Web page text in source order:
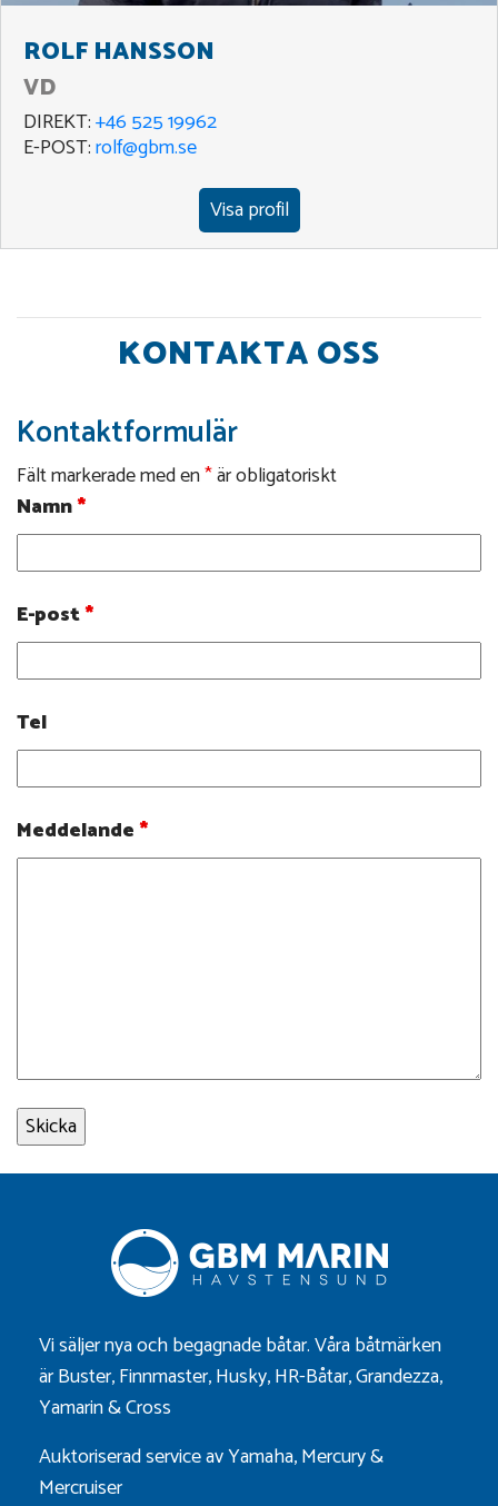
ROLF HANSSON
VD
DIREKT:+46 525 19962
E-POST:rolf@gbm.se
Visa profil
KONTAKTA OSS
Kontaktformulär
Fält markerade med en*är obligatoriskt
Namn*
E-post*
Tel
Meddelande*
Vi säljer nya och begagnade båtar. Våra båtmärken
ärBuster,Finnmaster,Husky,HR-Båtar,Grandezza,
Yamarin&Cross
Auktoriserad service av Yamaha, Mercury &
Mercruiser